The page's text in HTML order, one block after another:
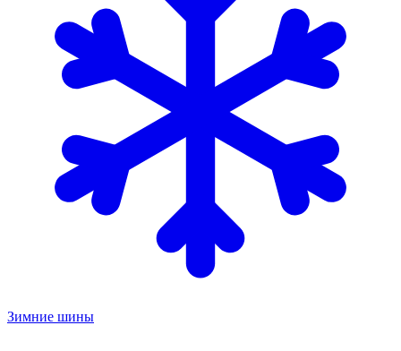
Зимние шины